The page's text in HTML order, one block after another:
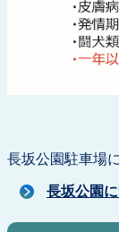
長坂公園駐車場
長坂公園